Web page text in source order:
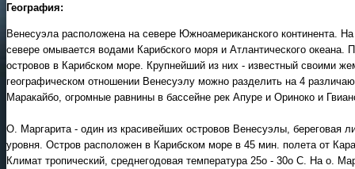
География:
Венесуэла расположена на севере Южноамериканского континента.
севере омывается водами Карибского моря и Атлантического
островов в Карибском море. Крупнейший из них - известный своими
географическом отношении Венесуэлу можно разделить на 4
Маракайбо, огромные равнины в бассейне рек Апуре и Ориноко и
О. Маргарита - один из красивейших островов Венесуэлы, береговая
уровня. Остров расположен в Карибском море в 45 мин. полета от
Климат тропический, среднегодовая температура 25о - 30о С. На о.